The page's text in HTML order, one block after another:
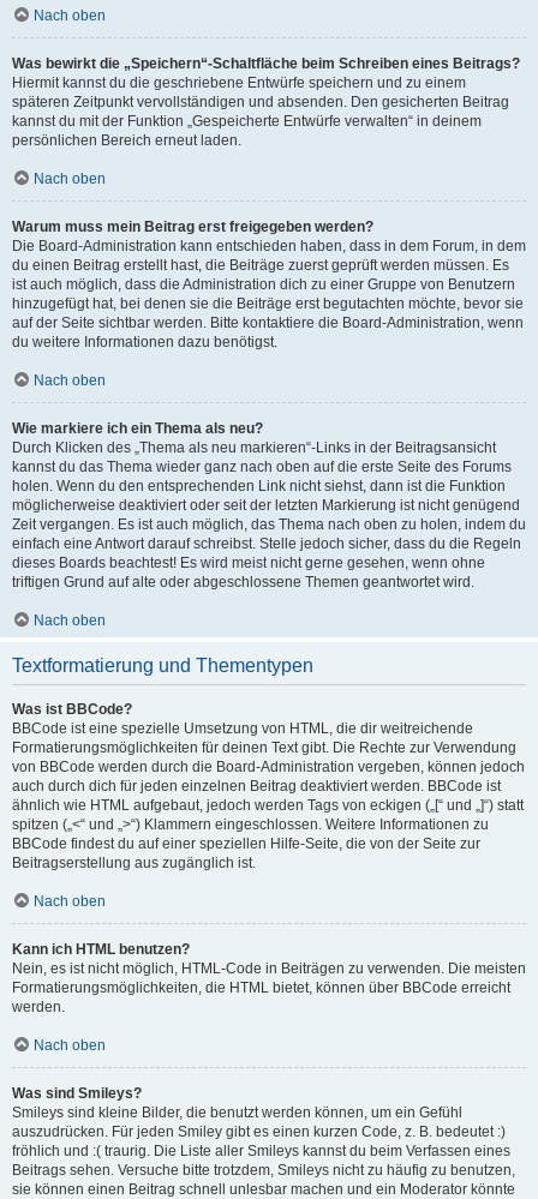
Nach oben
Was bewirkt die „Speichern“-Schaltfläche beim Schreiben eines Beitrags?
Hiermit kannst du die geschriebene Entwürfe speichern und zu einem
späteren Zeitpunkt vervollständigen und absenden. Den gesicherten Beitrag
kannst du mit der Funktion „Gespeicherte Entwürfe verwalten“ in deinem
persönlichen Bereich erneut laden.
Nach oben
Warum muss mein Beitrag erst freigegeben werden?
Die Board-Administration kann entschieden haben, dass in dem Forum, in dem
du einen Beitrag erstellt hast, die Beiträge zuerst geprüft werden müssen. Es
ist auch möglich, dass die Administration dich zu einer Gruppe von Benutzern
hinzugefügt hat, bei denen sie die Beiträge erst begutachten möchte, bevor sie
auf der Seite sichtbar werden. Bitte kontaktiere die Board-Administration, wenn
du weitere Informationen dazu benötigst.
Nach oben
Wie markiere ich ein Thema als neu?
Durch Klicken des „Thema als neu markieren“-Links in der Beitragsansicht
kannst du das Thema wieder ganz nach oben auf die erste Seite des Forums
holen. Wenn du den entsprechenden Link nicht siehst, dann ist die Funktion
möglicherweise deaktiviert oder seit der letzten Markierung ist nicht genügend
Zeit vergangen. Es ist auch möglich, das Thema nach oben zu holen, indem du
einfach eine Antwort darauf schreibst. Stelle jedoch sicher, dass du die Regeln
dieses Boards beachtest! Es wird meist nicht gerne gesehen, wenn ohne
triftigen Grund auf alte oder abgeschlossene Themen geantwortet wird.
Nach oben
Textformatierung und Thementypen
Was ist BBCode?
BBCode ist eine spezielle Umsetzung von HTML, die dir weitreichende
Formatierungsmöglichkeiten für deinen Text gibt. Die Rechte zur Verwendung
von BBCode werden durch die Board-Administration vergeben, können jedoch
auch durch dich für jeden einzelnen Beitrag deaktiviert werden. BBCode ist
ähnlich wie HTML aufgebaut, jedoch werden Tags von eckigen („[“ und „]“) statt
spitzen („<“ und „>“) Klammern eingeschlossen. Weitere Informationen zu
BBCode findest du auf einer speziellen Hilfe-Seite, die von der Seite zur
Beitragserstellung aus zugänglich ist.
Nach oben
Kann ich HTML benutzen?
Nein, es ist nicht möglich, HTML-Code in Beiträgen zu verwenden. Die meisten
Formatierungsmöglichkeiten, die HTML bietet, können über BBCode erreicht
werden.
Nach oben
Was sind Smileys?
Smileys sind kleine Bilder, die benutzt werden können, um ein Gefühl
auszudrücken. Für jeden Smiley gibt es einen kurzen Code, z. B. bedeutet :)
fröhlich und :( traurig. Die Liste aller Smileys kannst du beim Verfassen eines
Beitrags sehen. Versuche bitte trotzdem, Smileys nicht zu häufig zu benutzen,
sie können einen Beitrag schnell unlesbar machen und ein Moderator könnte